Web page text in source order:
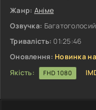
Жанр: Аніме
Озвучка:
Тривалість: 01:25:46
Оновлення: Новинка на
Якість:
FHD 1080